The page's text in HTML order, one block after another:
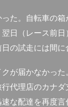
た。自転車の
日（レース前
の試走には間に
が届かなかっ
代理店のカナ
な配達を再度